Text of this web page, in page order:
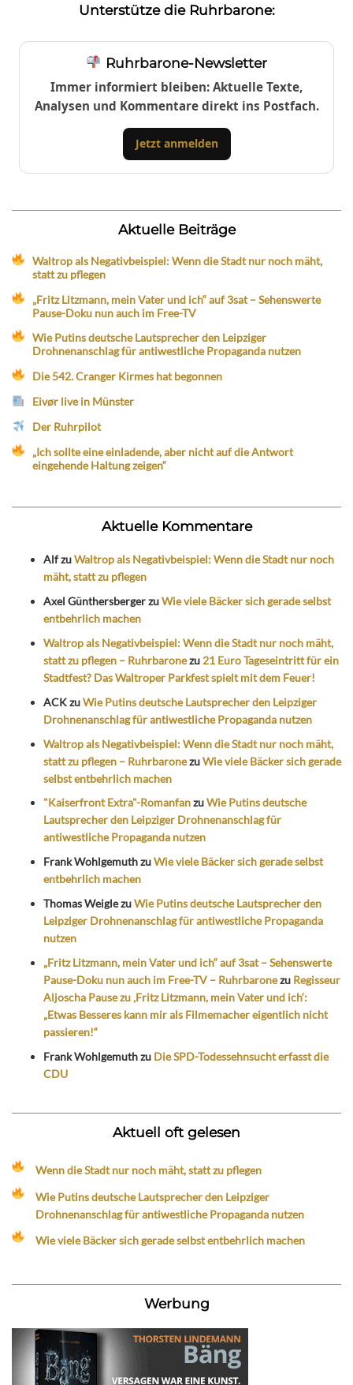
Unterstütze die Ruhrbarone:
Ruhrbarone-Newsletter
Immer informiert bleiben: Aktuelle Texte,
Analysen und Kommentare direkt ins Postfach.
Jetzt anmelden
Aktuelle Beiträge
Waltrop als Negativbeispiel: Wenn die Stadt nur noch mäht,
statt zu pflegen
„Fritz Litzmann, mein Vater und ich“ auf 3sat – Sehenswerte
Pause-Doku nun auch im Free-TV
Wie Putins deutsche Lautsprecher den Leipziger
Drohnenanschlag für antiwestliche Propaganda nutzen
Die 542. Cranger Kirmes hat begonnen
Eivør live in Münster
Der Ruhrpilot
„Ich sollte eine einladende, aber nicht auf die Antwort
eingehende Haltung zeigen“
Aktuelle Kommentare
AlfzuWaltrop als Negativbeispiel: Wenn die Stadt nur noch
mäht, statt zu pflegen
Axel GünthersbergerzuWie viele Bäcker sich gerade selbst
entbehrlich machen
Waltrop als Negativbeispiel: Wenn die Stadt nur noch mäht,
statt zu pflegen – Ruhrbaronezu 21 Euro Tageseintritt für ein
Stadtfest? Das Waltroper Parkfest spielt mit dem Feuer!
ACKzuWie Putins deutsche Lautsprecher den Leipziger
Drohnenanschlag für antiwestliche Propaganda nutzen
Waltrop als Negativbeispiel: Wenn die Stadt nur noch mäht,
statt zu pflegen – RuhrbaronezuWie viele Bäcker sich gerade
selbst entbehrlich machen
"Kaiserfront Extra"-RomanfanzuWie Putins deutsche
Lautsprecher den Leipziger Drohnenanschlag für
antiwestliche Propaganda nutzen
Frank WohlgemuthzuWie viele Bäcker sich gerade selbst
entbehrlich machen
Thomas WeiglezuWie Putins deutsche Lautsprecher den
Leipziger Drohnenanschlag für antiwestliche Propaganda
nutzen
„Fritz Litzmann, mein Vater und ich“ auf 3sat – Sehenswerte
Pause-Doku nun auch im Free-TV – Ruhrbaronezu Regisseur
Aljoscha Pause zu ‚Fritz Litzmann, mein Vater und ich‘:
„Etwas Besseres kann mir als Filmemacher eigentlich nicht
passieren!“
Frank Wohlgemuthzu Die SPD-Todessehnsucht erfasst die
CDU
Aktuell oft gelesen
Wenn die Stadt nur noch mäht, statt zu pflegen
Wie Putins deutsche Lautsprecher den Leipziger
Drohnenanschlag für antiwestliche Propaganda nutzen
Wie viele Bäcker sich gerade selbst entbehrlich machen
Werbung